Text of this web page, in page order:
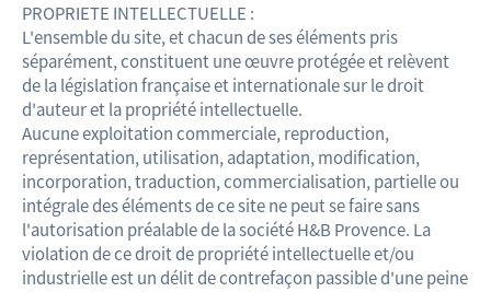
PROPRIETE INTELLECTUELLE :
L'ensemble du site, et chacun de ses éléments pris
séparément, constituent une œuvre protégée et relèvent
de la législation française et internationale sur le droit
d'auteur et la propriété intellectuelle.
Aucune exploitation commerciale, reproduction,
représentation, utilisation, adaptation, modification,
incorporation, traduction, commercialisation, partielle ou
intégrale des éléments de ce site ne peut se faire sans
l'autorisation préalable de la société H&B Provence. La
violation de ce droit de propriété intellectuelle et/ou
industrielle est un délit de contrefaçon passible d'une peine